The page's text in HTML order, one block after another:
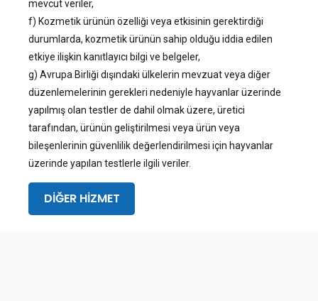
mevcut veriler,
f) Kozmetik ürünün özelliği veya etkisinin gerektirdiği
durumlarda, kozmetik ürünün sahip olduğu iddia edilen
etkiye ilişkin kanıtlayıcı bilgi ve belgeler,
g) Avrupa Birliği dışındaki ülkelerin mevzuat veya diğer
düzenlemelerinin gerekleri nedeniyle hayvanlar üzerinde
yapılmış olan testler de dahil olmak üzere, üretici
tarafından, ürünün geliştirilmesi veya ürün veya
bileşenlerinin güvenlilik değerlendirilmesi için hayvanlar
üzerinde yapılan testlerle ilgili veriler.
DİĞER HİZMET